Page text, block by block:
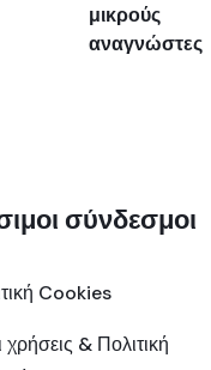
μικρούς
αναγνώστες
σύνδεσμοι
Cookies
& Πολιτική